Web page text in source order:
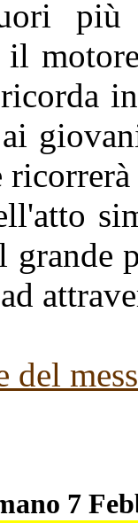
più
del
7